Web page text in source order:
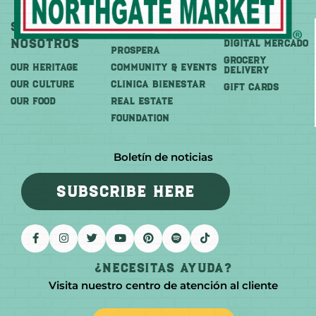
Sobre
Nosotros
OUR HERITAGE
OUR CULTURE
OUR FOOD
Más
PROSPERA
COMMUNITY & EVENTS
CLINICA BIENESTAR
REAL ESTATE
FOUNDATION
Comprar
DIGITAL MERCADO
Grocery
Delivery
GIFT CARDS
Boletín de noticias
SUBSCRIBE HERE
¿Necesitas Ayuda?
Visita nuestro centro de atención al cliente